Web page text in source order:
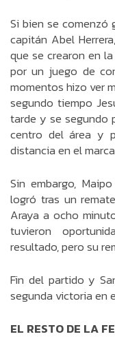
Si bien se comenzó
capitán Abel
que se crearon en
por un juego de
momentos hizo ver
segundo tiempo
tarde y se segundo
centro del área y
distancia en el
Sin embargo,
logró tras un
Araya a ocho
tuvieron
resultado, pero su
Fin del partido y
segunda victoria en
EL RESTO DE LA